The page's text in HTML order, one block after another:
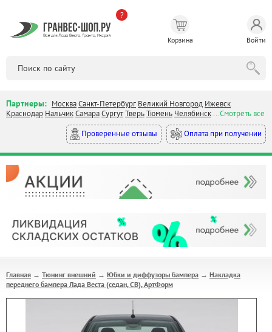
?
Корзина Войти
Партнеры: МоскваСанкт-Петербург Великий Новгород Ижевск
Краснодар НальчикСамараСургутТверьТюмень Челябинск...Смотреть все
Проверенные отзывы
Оплата при получении
Главная → Тюнинг внешний → Юбки и диффузоры бампера → Накладка
переднего бампера Лада Веста (седан, СВ), АртФорм